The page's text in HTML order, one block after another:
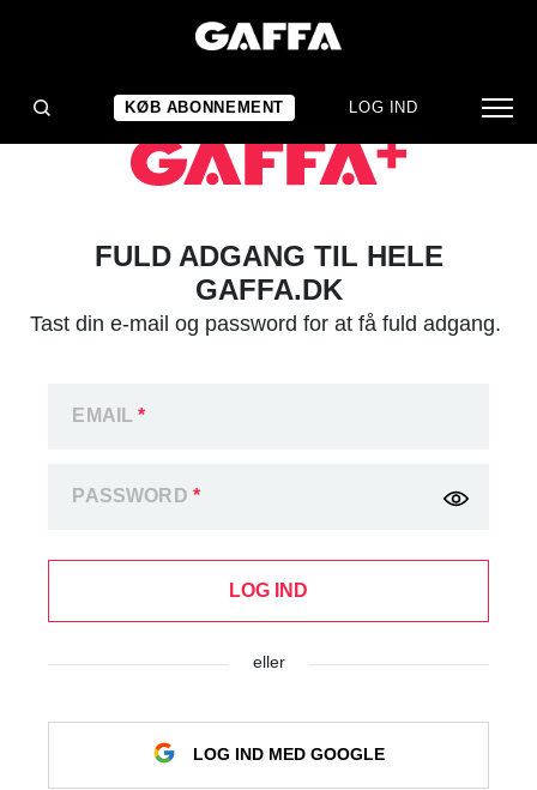
KØB ABONNEMENT LOG IND
FULD ADGANG TIL HELE
GAFFA.DK
Tast din e-mail og password for at få fuld adgang.
EMAIL*
PASSWORD *
LOG IND
eller
LOG IND MED GOOGLE